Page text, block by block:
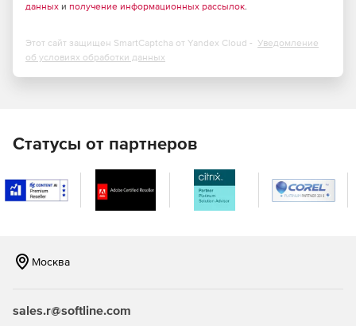
свои политики в соответствии с внутренними
File Integrity Manager – стандарт де-факто для
ожидаемой защищенной конфигурации в режиме
реального времени.
Remediation Manager – компонент Tripwire Enterprise,
который позволяет отделу IT-безопасности
отклонений или изменений. Помимо этого Remediation
конфигурирование систем в соответствии со всеми
данных и получение информационных рассылок.
Этот сайт защищен SmartCaptcha от Yandex Cloud - Уведомление
об условиях обработки данных
Статусы от партнеров
Москва
sales.r@softline.com